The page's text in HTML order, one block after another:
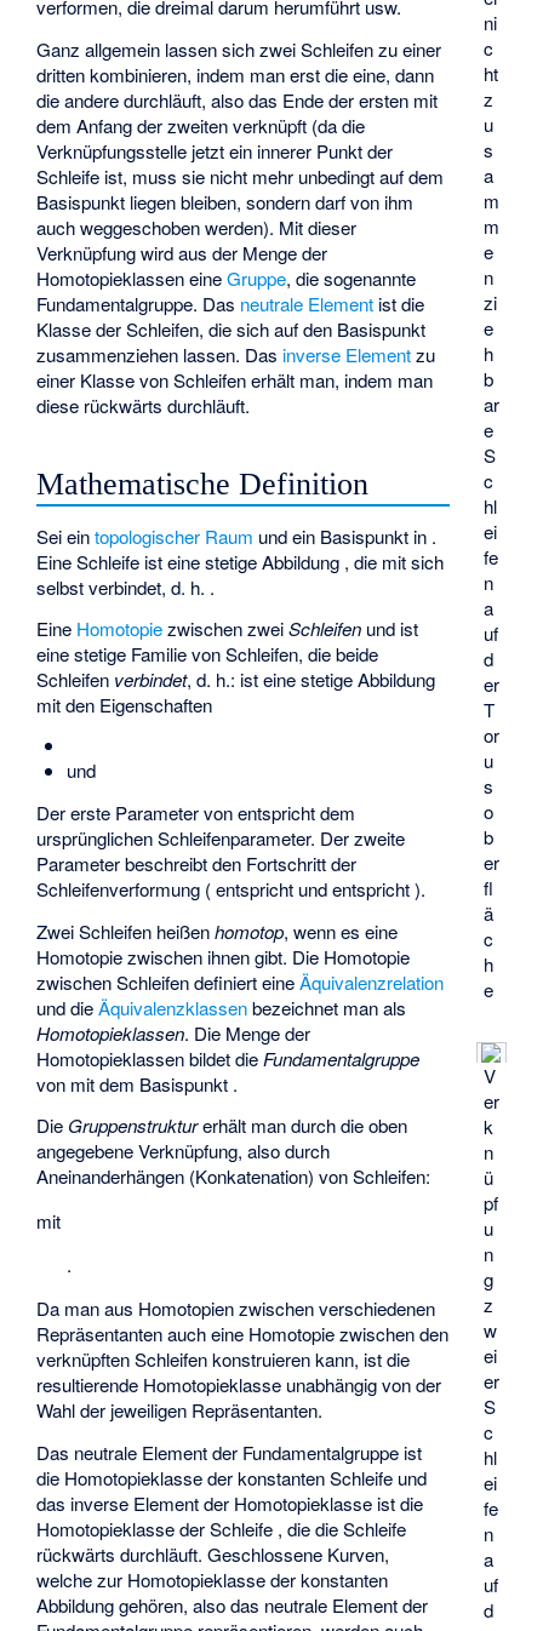
ni
c
ht
z
u
s
a
m
m
e
n
zi
e
h
b
ar
e
S
c
hl
ei
fe
n
a
uf
d
er
T
or
u
s
o
b
er
fl
ä
c
h
e
V
er
k
n
ü
pf
u
n
g
z
w
ei
er
S
c
hl
ei
fe
n
a
uf
d
verformen, die dreimal darum herumführt usw.
Ganz allgemein lassen sich zwei Schleifen zu einer
dritten kombinieren, indem man erst die eine, dann
die andere durchläuft, also das Ende der ersten mit
dem Anfang der zweiten verknüpft (da die
Verknüpfungsstelle jetzt ein innerer Punkt der
Schleife ist, muss sie nicht mehr unbedingt auf dem
Basispunkt liegen bleiben, sondern darf von ihm
auch weggeschoben werden). Mit dieser
Verknüpfung wird aus der Menge der
Homotopieklassen eineGruppe, die sogenannte
Fundamentalgruppe. Das neutrale Element ist die
Klasse der Schleifen, die sich auf den Basispunkt
zusammenziehen lassen. Das inverse Elementzu
einer Klasse von Schleifen erhält man, indem man
diese rückwärts durchläuft.
Mathematische Definition
Seieintopologischer Raum undein Basispunkt in .
Eine Schleife ist eine stetige Abbildung , die mit sich
selbst verbindet, d. h. .
Eine Homotopie zwischen zweiSchleifen und ist
eine stetige Familie von Schleifen, die beide
Schleifen verbindet, d. h.: ist eine stetige Abbildung
mit den Eigenschaften
und
Der erste Parametervonentspricht dem
ursprünglichen Schleifenparameter. Der zweite
Parameterbeschreibt den Fortschritt der
Schleifenverformung (entspricht undentspricht).
Zwei Schleifen heißenhomotop, wenn es eine
Homotopiezwischen ihnen gibt. Die Homotopie
zwischen Schleifen definiert eineÄquivalenzrelation
und dieÄquivalenzklassenbezeichnet man als
Homotopieklassen. Die Menge der
Homotopieklassen bildet die Fundamentalgruppe
von mit dem Basispunkt .
Die Gruppenstrukturerhält man durch die oben
angegebene Verknüpfung, also durch
Aneinanderhängen (Konkatenation) von Schleifen:
mit
.
Da man aus Homotopien zwischen verschiedenen
Repräsentanten auch eine Homotopie zwischen den
verknüpften Schleifen konstruieren kann, ist die
resultierende Homotopieklasse unabhängig von der
Wahl der jeweiligen Repräsentanten.
Das neutrale Element der Fundamentalgruppe ist
die Homotopieklasseder konstanten Schleife und
das inverse Element der Homotopieklasse ist die
Homotopieklasseder Schleife , die die Schleife
rückwärts durchläuft. Geschlossene Kurven,
welche zur Homotopieklasse der konstanten
Abbildung gehören, also das neutrale Element der